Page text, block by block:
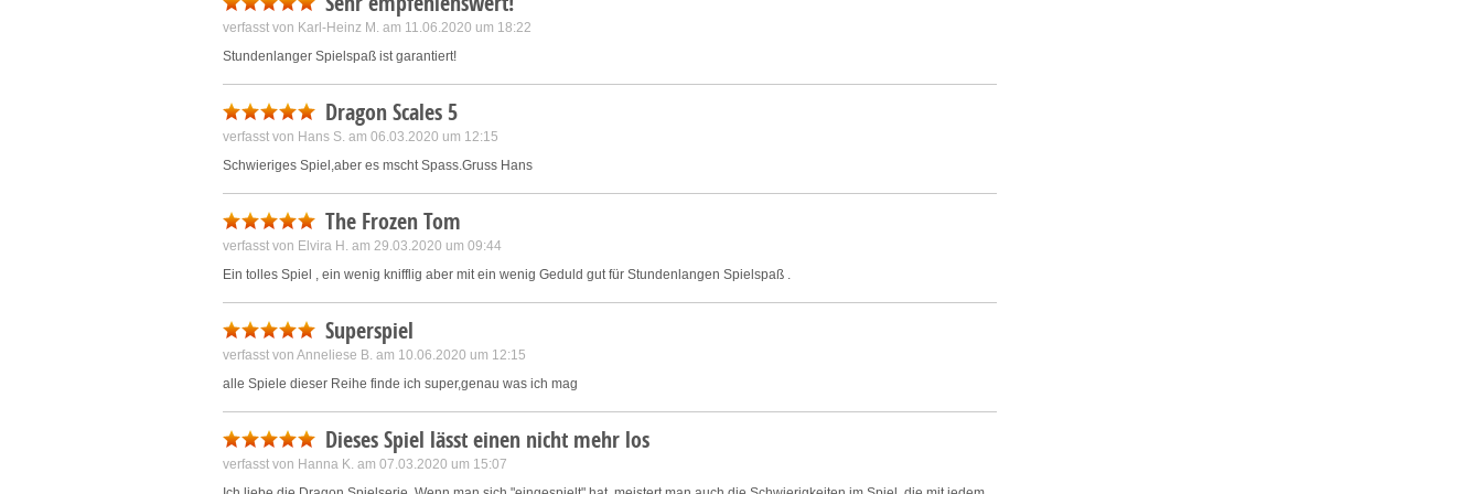
verfasst von Karl-Heinz M. am 11.06.2020 um 18:22
Stundenlanger Spielspaß ist garantiert!
Dragon Scales 5
verfasst von Hans S. am 06.03.2020 um 12:15
Schwieriges Spiel,aber es mscht Spass.Gruss Hans
The Frozen Tom
verfasst von Elvira H. am 29.03.2020 um 09:44
Ein tolles Spiel , ein wenig knifflig aber mit ein wenig Geduld gut für Stundenlangen Spielspaß .
Superspiel
verfasst von Anneliese B. am 10.06.2020 um 12:15
alle Spiele dieser Reihe finde ich super,genau was ich mag
Dieses Spiel lässt einen nicht mehr los
verfasst von Hanna K. am 07.03.2020 um 15:07
Link different devices
Save and communicate privacy choices
Show Purposes